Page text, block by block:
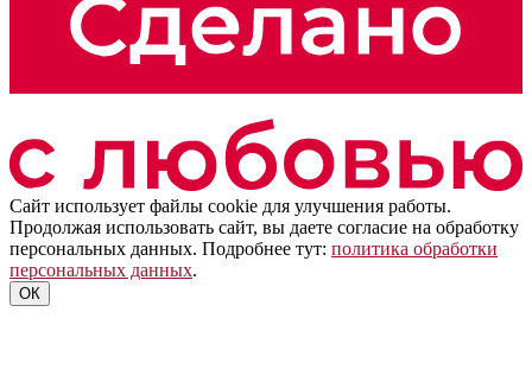
Сайт использует файлы cookie для улучшения работы.
Продолжая использовать сайт, вы даете согласие на обработку
персональных данных. Подробнее тут: политика обработки
персональных данных.
ОК